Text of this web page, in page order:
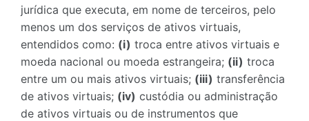
jurídica que executa, em nome de terceiros, pelo
menos um dos serviços de ativos virtuais,
entendidos como: (i) troca entre ativos virtuais e
moeda nacional ou moeda estrangeira; (ii) troca
entre um ou mais ativos virtuais; (iii) transferência
de ativos virtuais; (iv) custódia ou administração
de ativos virtuais ou de instrumentos que